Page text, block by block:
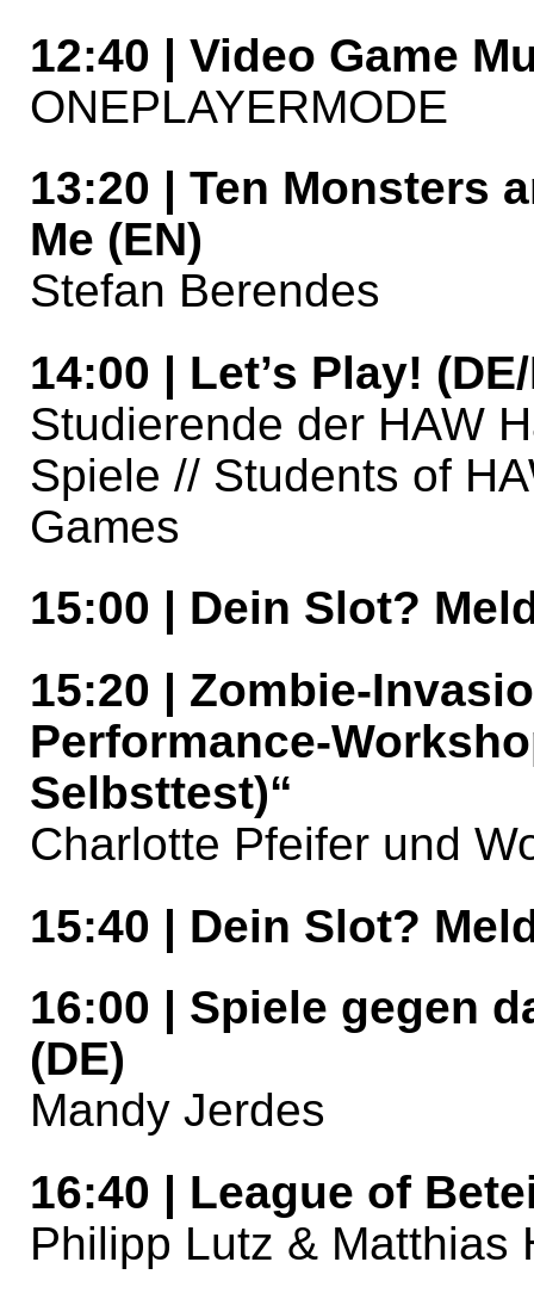
12:40 | Video Game
ONEPLAYERMODE
13:20 | Ten Monsters
Me (EN)
Stefan Berendes
14:00 | Let’s Play!
Studierende der HAW
Spiele // Students of
Games
15:00 | Dein Slot?
15:20 | Zombie-
Performance-
Selbsttest)“
Charlotte Pfeifer und
15:40 | Dein Slot?
16:00 | Spiele gegen
(DE)
Mandy Jerdes
16:40 | League of
Philipp Lutz & Matthias